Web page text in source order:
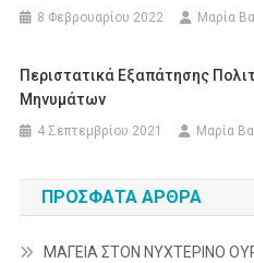
8 Φεβρουαρίου 2022 Μαρία
Περιστατικά Εξαπάτησης
Μηνυμάτων
4 Σεπτεμβρίου 2021 Μαρία
ΠΡΌΣΦΑΤΑ ΆΡΘΡΑ
ΜΑΓΕΙΑ ΣΤΟΝ ΝΥΧΤΕΡΙΝΟ